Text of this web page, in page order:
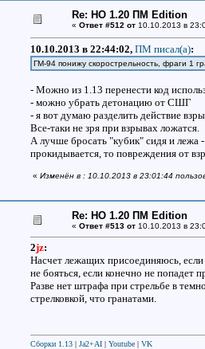
Re: НО 1.20 ПМ Edition
« Ответ #512 от10.10.2013 в
10.10.2013 в 22:44:02, ПМ писал(a):
ГМ-94 понижу скорострельность, фраги 1
- Можно из 1.13 перенести код
- можно убрать детонацию от СШГ
- я вот думаю разделить действие
Все-таки не зря при взрывах ложатся.
А лучше бросать "кубик" сидя и лежа
прокидывается, то повреждения от
« Изменён в : 10.10.2013 в 23:01:44
Re: НО 1.20 ПМ Edition
« Ответ #513 от10.10.2013 в
2jz:
Насчет лежащих присоединяюсь,
не бояться, если конечно не попадет
Разве нет штрафа при стрельбе в
стрелковкой, что гранатами.
Сборки 1.13| Ja2+AI| Youtube| VK